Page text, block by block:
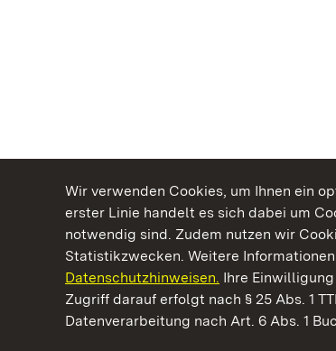
Wir verwenden Cookies, um Ihnen ein
erster Linie handelt es sich dabei um
notwendig sind. Zudem nutzen wir
Statistikzwecken. Weitere
Datenschutzhinweisen. Ihre
Zugriff darauf erfolgt nach § 25 Abs. 1
Datenverarbeitung nach Art. 6 Abs. 1
Kommen. Staunen. Genießen.